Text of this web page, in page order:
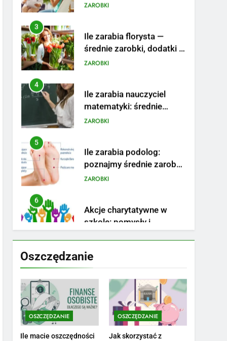
Ile zarabia florysta —
sposoby na podwyżkę
ZAROBKI
4
Ile zarabia nauczyciel
zarobki, dodatki i
perspektywy
ZAROBKI
Ile zarabia podolog:
na tym stanowisku
ZAROBKI
6
Akcje charytatywne w
przykłady, które
zainspirują
ZAROBKI
7
Jak przygotować się
finansowo na narodziny
jak zaplanować budżet
PORADY
8
Netflix tagger — czym
jest, opinie i zarobki
PRACA
Oszczędzanie
OSZCZĘDZANIE
Ile macie oszczędności
OSZCZĘDZANIE
Jak skorzystać z